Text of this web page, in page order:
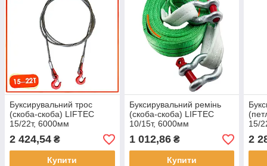
Буксирувальний трос
(скоба-скоба) LIFTEC
15/22т, 6000мм
2 424,54 ₴
Купити
Буксирувальний ремінь
(скоба-скоба) LIFTEC
10/15т, 6000мм
1 012,86₴
Купити
15/
2